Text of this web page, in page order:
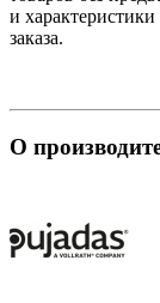
и
заказа.
О